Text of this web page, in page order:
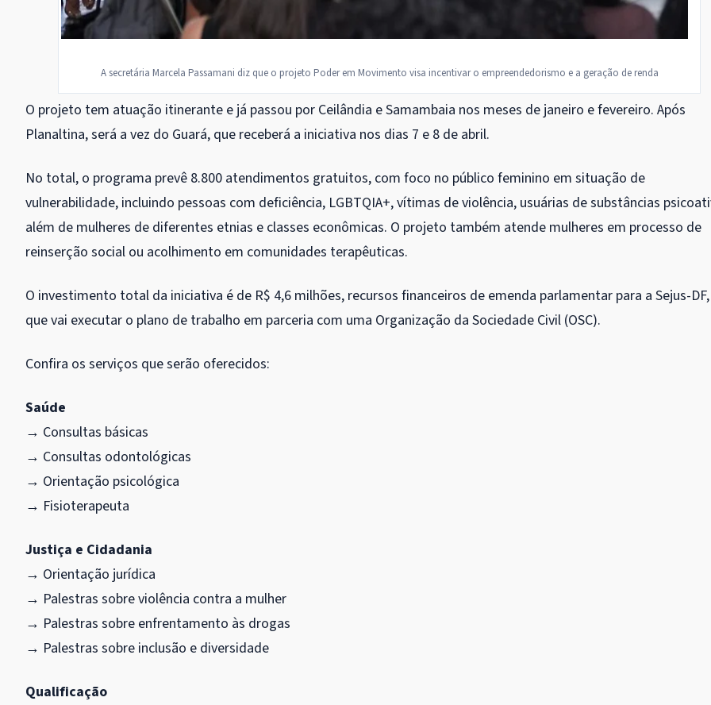
A secretária Marcela Passamani diz que o projeto Poder em Movimento visa incentivar o empreendedorismo e a geração de renda
O projeto tem atuação itinerante e já passou por Ceilândia e Samambaia nos meses de janeiro e fevereiro. Após
Planaltina, será a vez do Guará, que receberá a iniciativa nos dias 7 e 8 de abril.
No total, o programa prevê 8.800 atendimentos gratuitos, com foco no público feminino em situação de
vulnerabilidade, incluindo pessoas com deficiência, LGBTQIA+, vítimas de violência, usuárias de substâncias
além de mulheres de diferentes etnias e classes econômicas. O projeto também atende mulheres em processo de
reinserção social ou acolhimento em comunidades terapêuticas.
O investimento total da iniciativa é de R$ 4,6 milhões, recursos financeiros de emenda parlamentar para a Sejus-DF,
que vai executar o plano de trabalho em parceria com uma Organização da Sociedade Civil (OSC).
Confira os serviços que serão oferecidos:
Saúde
→ Consultas básicas
→ Consultas odontológicas
→ Orientação psicológica
→ Fisioterapeuta
Justiça e Cidadania
→ Orientação jurídica
→ Palestras sobre violência contra a mulher
→ Palestras sobre enfrentamento às drogas
→ Palestras sobre inclusão e diversidade
Qualificação